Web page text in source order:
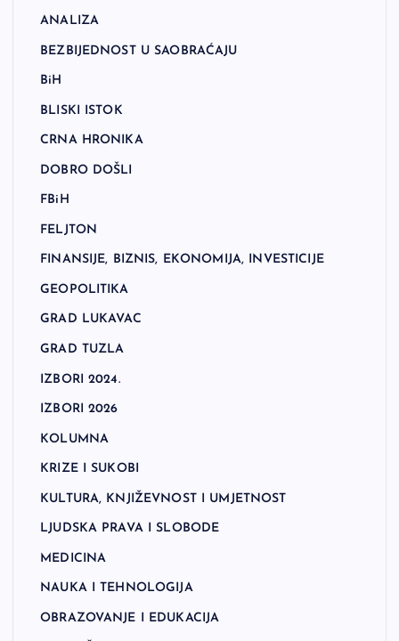
ANALIZA
BEZBIJEDNOST U SAOBRAĆAJU
BiH
BLISKI ISTOK
CRNA HRONIKA
DOBRO DOŠLI
FBiH
FELJTON
FINANSIJE, BIZNIS, EKONOMIJA, INVESTICIJE
GEOPOLITIKA
GRAD LUKAVAC
GRAD TUZLA
IZBORI 2024.
IZBORI 2026
KOLUMNA
KRIZE I SUKOBI
KULTURA, KNJIŽEVNOST I UMJETNOST
LJUDSKA PRAVA I SLOBODE
MEDICINA
NAUKA I TEHNOLOGIJA
OBRAZOVANJE I EDUKACIJA